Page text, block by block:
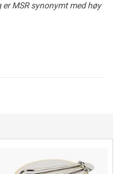
MSR synonymt med høy